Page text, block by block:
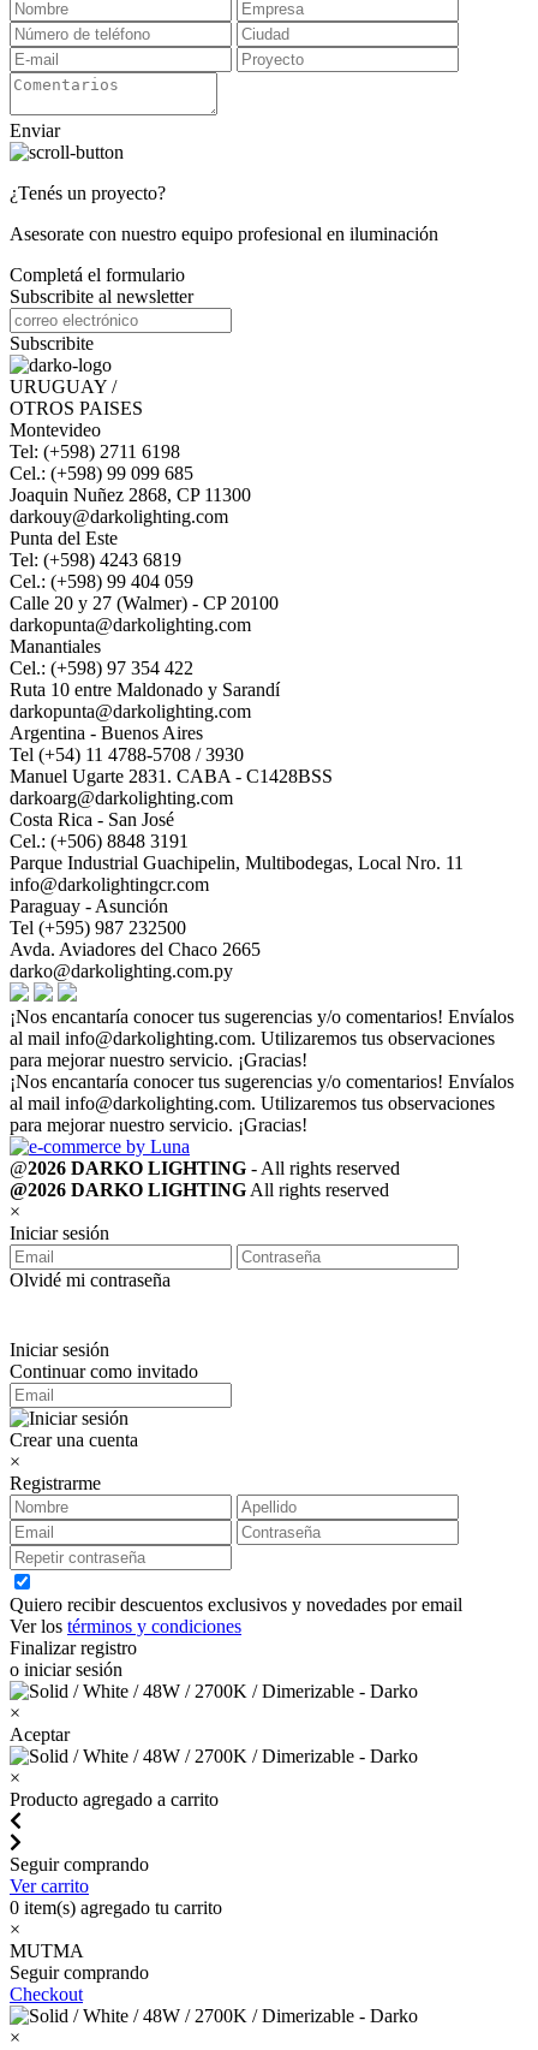
Enviar
¿Tenés un proyecto?
Asesorate con nuestro equipo profesional en iluminación
Completá el formulario
Subscribite al newsletter
Subscribite
URUGUAY /
OTROS PAISES
Montevideo
Tel: (+598) 2711 6198
Cel.: (+598) 99 099 685
Joaquin Nuñez 2868, CP 11300
darkouy@darkolighting.com
Punta del Este
Tel: (+598) 4243 6819
Cel.: (+598) 99 404 059
Calle 20 y 27 (Walmer) - CP 20100
darkopunta@darkolighting.com
Manantiales
Cel.: (+598) 97 354 422
Ruta 10 entre Maldonado y Sarandí
darkopunta@darkolighting.com
Argentina - Buenos Aires
Tel (+54) 11 4788-5708 / 3930
Manuel Ugarte 2831. CABA - C1428BSS
darkoarg@darkolighting.com
Costa Rica - San José
Cel.: (+506) 8848 3191
Parque Industrial Guachipelin, Multibodegas, Local Nro. 11
info@darkolightingcr.com
Paraguay - Asunción
Tel (+595) 987 232500
Avda. Aviadores del Chaco 2665
darko@darkolighting.com.py
¡Nos encantaría conocer tus sugerencias y/o comentarios! Envíalos
al mail info@darkolighting.com. Utilizaremos tus observaciones
para mejorar nuestro servicio. ¡Gracias!
¡Nos encantaría conocer tus sugerencias y/o comentarios! Envíalos
al mail info@darkolighting.com. Utilizaremos tus observaciones
para mejorar nuestro servicio. ¡Gracias!
@2026 DARKO LIGHTING - All rights reserved
@2026 DARKO LIGHTINGAll rights reserved
×
Iniciar sesión
Olvidé mi contraseña
Iniciar sesión
Continuar como invitado
Crear una cuenta
×
Registrarme
Quiero recibir descuentos exclusivos y novedades por email
Ver los términos y condiciones
Finalizar registro
o iniciar sesión
×
Aceptar
×
Producto agregado a carrito
Seguir comprando
Ver carrito
0 item(s) agregado tu carrito
×
MUTMA
Seguir comprando
Checkout
×